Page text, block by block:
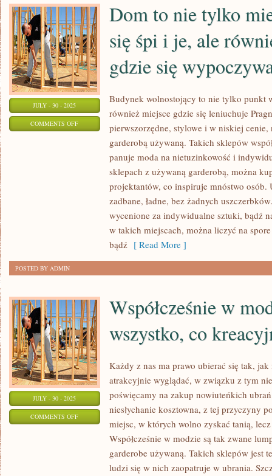
JULY - 30 - 2025
COMMENTS OFFON
ŚPI
I
ALE
RÓWNIEŻ
MIEJSCE
GDZIE
SIĘ
WYPOCZYWA
Dom to nie tylko
się śpi i je, ale
gdzie się
Budynek wolnostojący to nie tylko punkt
również miejsce gdzie się leniuchuje
pierwszorzędne, stylowe i w niskiej cenie,
garderobą używaną. Takich sklepów
panuje moda na nietuzinkowość i
sklepach z używaną garderobą, można
projektantów, co inspiruje mnóstwo osób.
zadbane, ładne, bez żadnych
wycenione za indywidualne sztuki, bądź
w takich miejscach, można liczyć na
bądź [ Read More ]
POSTED BY ADMIN
JULY - 30 - 2025
COMMENTS OFFON
WSPÓŁCZEŚNIE
Współcześnie w
wszystko, co
Każdy z nas ma prawo ubierać się tak,
atrakcyjnie wyglądać, w związku z tym
poświęcamy na zakup nowiuteńkich
niesłychanie kosztowna, z tej przyczyny
miejsc, w których wolno zyskać tanią,
Współcześnie w modzie są tak zwane
garderobe używaną. Takich sklepów jest
ludzi się w nich zaopatruje w ubrania.